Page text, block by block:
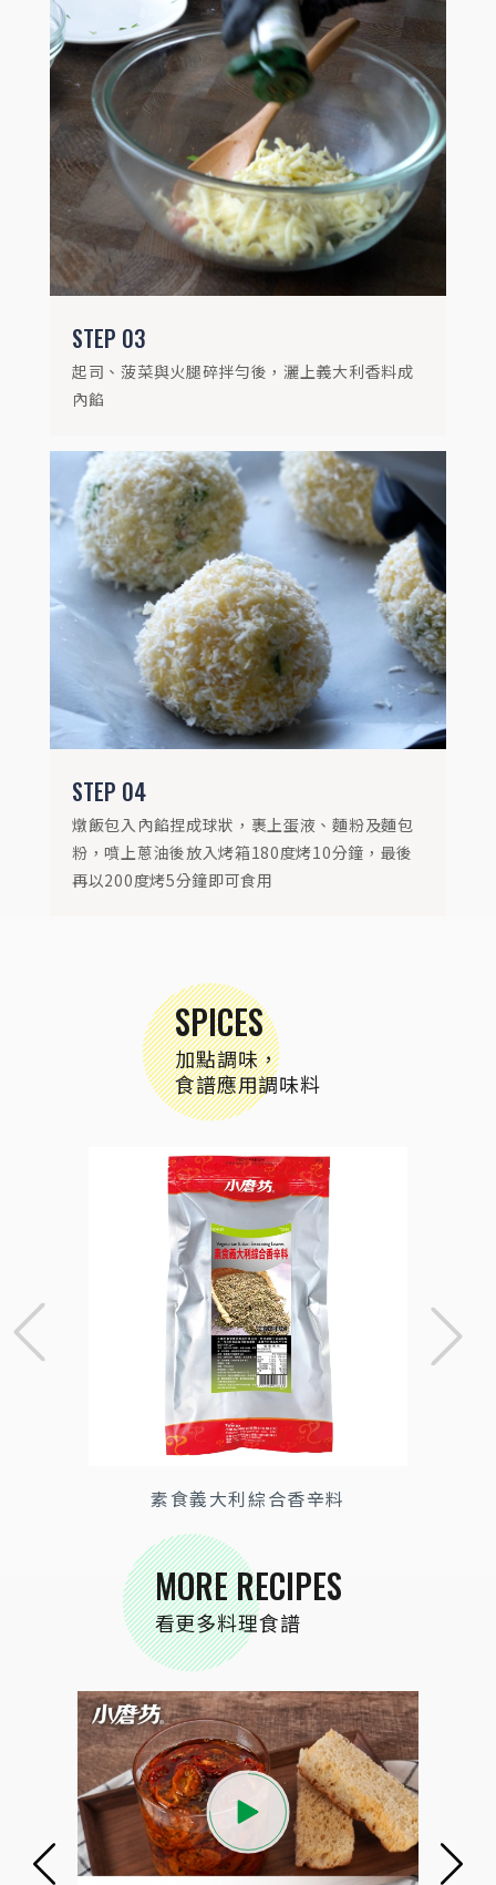
STEP 03
起司、菠菜與火腿碎拌勻後，灑上義大利香料成
內餡
STEP 04
燉飯包入內餡捏成球狀，裹上蛋液、麵粉及麵包
粉，噴上蔥油後放入烤箱180度烤10分鐘，最後
再以200度烤5分鐘即可食用
SPICES
加點調味，
食譜應用調味料
素食義大利綜合香辛料
MORE RECIPES
看更多料理食譜
STEP04
燉飯包入內餡捏成球狀，裹上蛋液、麵粉及
麵包粉，噴上蔥油後放入烤箱180度烤10分
鐘，最後再以200度烤5分鐘即可食用